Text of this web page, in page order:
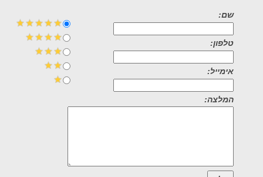
שם:
טלפון:
אימייל:
המלצה: